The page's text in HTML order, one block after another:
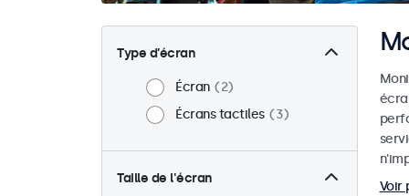
Type d’écran
Écran
2
Écrans tactiles
3
Taille de l'écran
Voir